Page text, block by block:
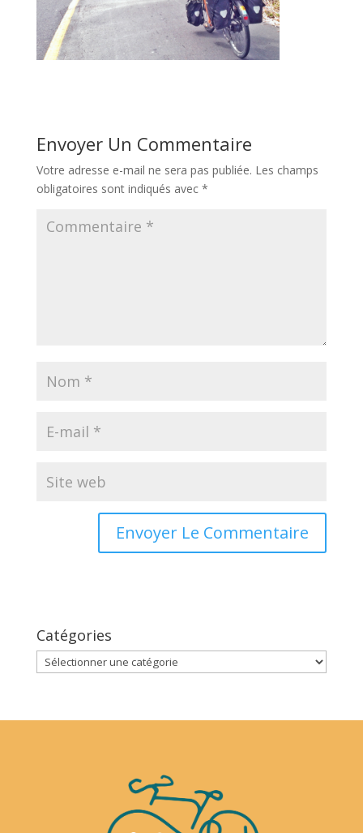
Envoyer Un Commentaire
Votre adresse e-mail ne sera pas publiée. Les champs
obligatoires sont indiqués avec *
Catégories
Catégories